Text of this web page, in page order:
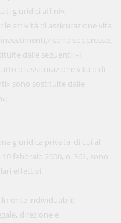
giuridici affini»;
le attività di assicurazione vita
sono soppresse,
dalle seguenti: «I
di assicurazione vita o di
sono sostituite dalle
giuridica privata, di cui al
febbraio 2000, n. 361, sono
effettivi:
individuabili;
direzione e